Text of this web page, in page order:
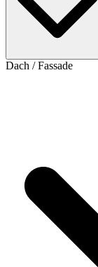
Dach / Fassade